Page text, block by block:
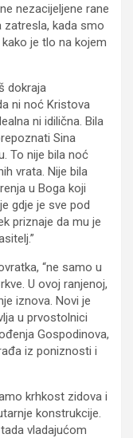
nezacijeljene rane
zatresla, kada smo
je tlo na kojem
dokraja
ni noć Kristova
ni idilična. Bila
Sina
To nije bila noć
vrata. Nije bila
u Boga koji
gdje je sve pod
priznaje da mu je
“ne samo u
U ovoj ranjenoj,
iznova. Novi je
u prvostolnici
Gospodinova,
iz poniznosti i
krhkost zidova i
konstrukcije.
vladajućom